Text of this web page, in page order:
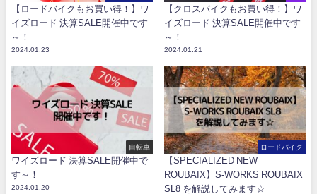
【ロードバイクもお買い得！】ワ
イズロード 決算SALE開催中です
～！
2024.01.23
【クロスバイクもお買い得！】ワ
イズロード 決算SALE開催中です
～！
2024.01.21
自転車
ワイズロード 決算SALE開催中で
す～！
2024.01.20
ロードバイク
【SPECIALIZED NEW
ROUBAIX】S-WORKS ROUBAIX
SL8 を解説してみます☆